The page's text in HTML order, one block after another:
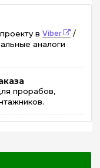
в Viber
/
аналоги
прорабов,